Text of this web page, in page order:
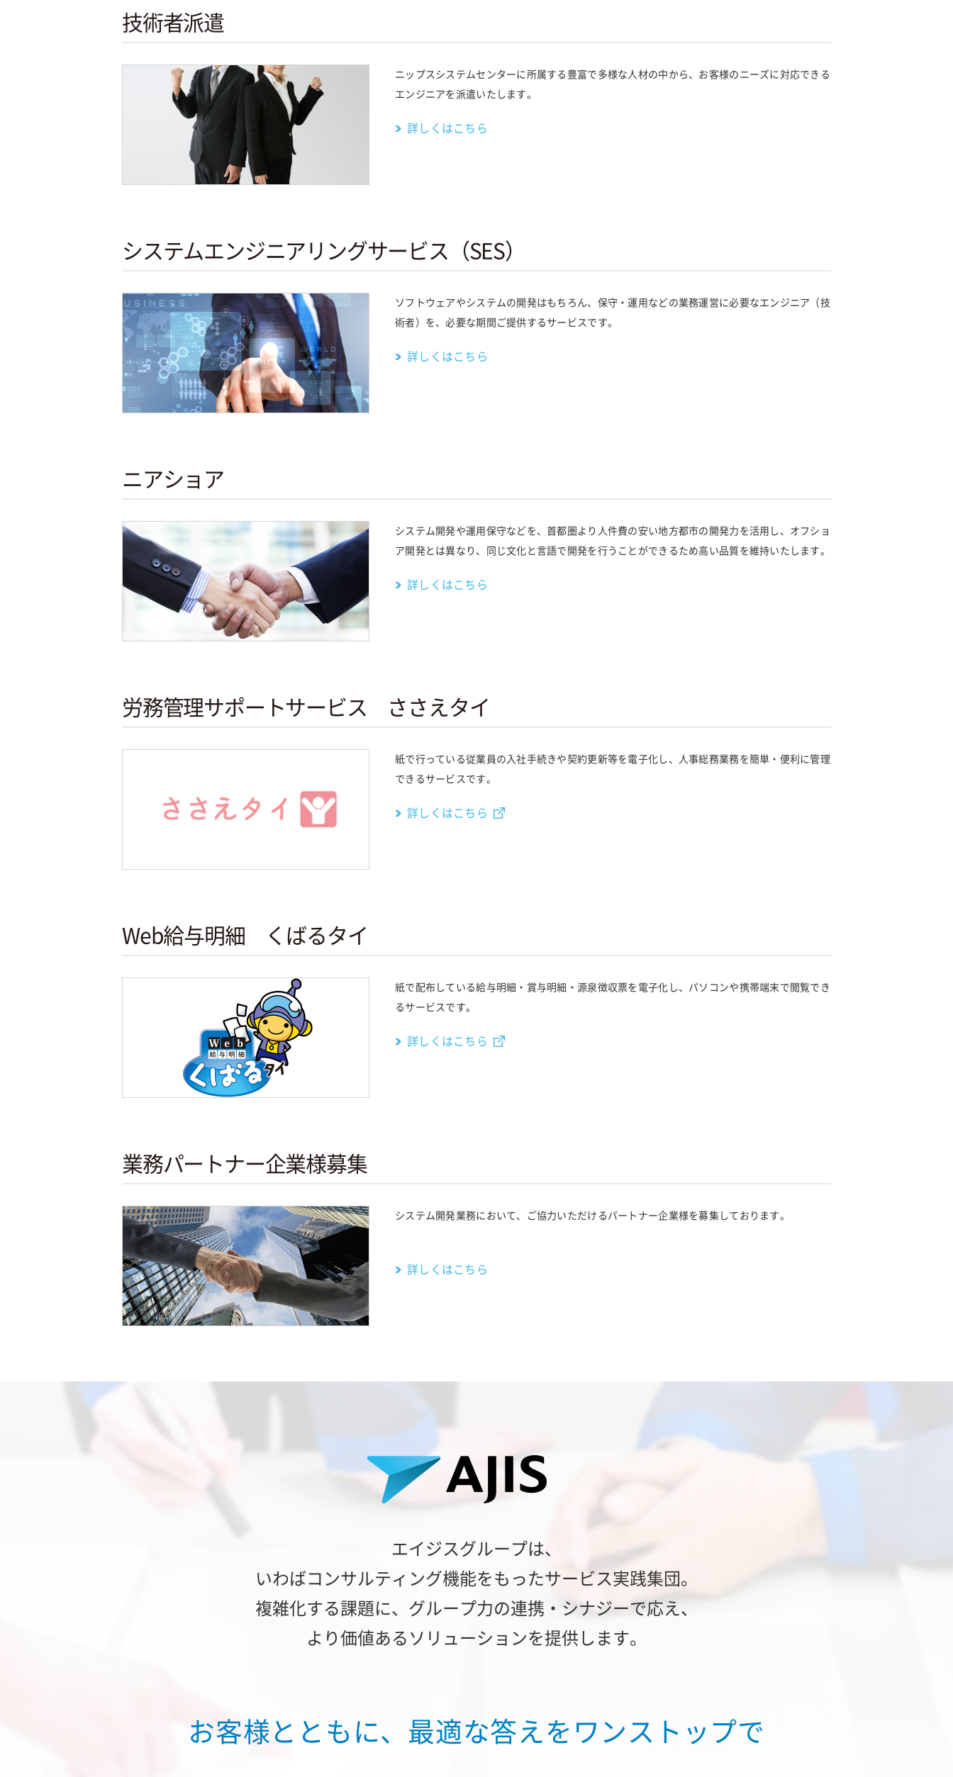
技術者派遣
ニップスシステムセンターに所属する豊富で多様な人材の中から、お客様のニーズに対応できる
エンジニアを派遣いたします。
詳しくはこちら
システムエンジニアリングサービス（SES）
ソフトウェアやシステムの開発はもちろん、保守・運用などの業務運営に必要なエンジニア（技
術者）を、必要な期間ご提供するサービスです。
詳しくはこちら
ニアショア
システム開発や運用保守などを、首都圏より人件費の安い地方都市の開発力を活用し、オフショ
ア開発とは異なり、同じ文化と言語で開発を行うことができるため高い品質を維持いたします。
詳しくはこちら
労務管理サポートサービス ささえタイ
紙で行っている従業員の入社手続きや契約更新等を電子化し、人事総務業務を簡単・便利に管理
できるサービスです。
詳しくはこちら
Web給与明細 くばるタイ
紙で配布している給与明細・賞与明細・源泉徴収票を電子化し、パソコンや携帯端末で閲覧でき
るサービスです。
詳しくはこちら
業務パートナー企業様募集
システム開発業務において、ご協力いただけるパートナー企業様を募集しております。
詳しくはこちら
エイジスグループは、
いわばコンサルティング機能を もったサービス実践集団。
複雑化する課題に、 グループ力の連携・シナジーで応え、
より価値あるソリューションを提供します。
お客様とともに、 最適な答えをワンストップで